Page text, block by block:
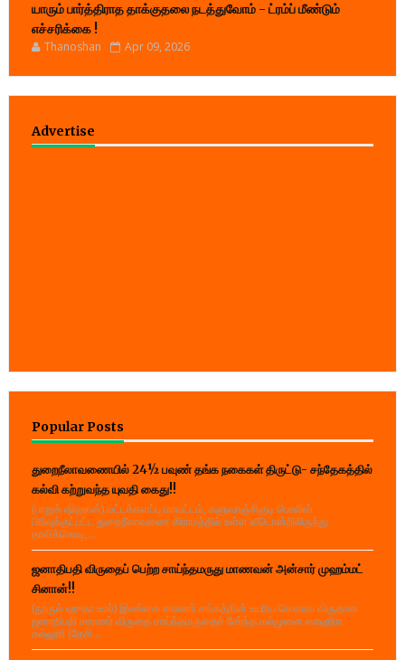
யாரும் பார்த்திராத தாக்குதலை நடத்துவோம் - ட்ரம்ப் மீண்டும்
எச்சரிக்கை !
Thanoshan Apr 09, 2026
Advertise
Popular Posts
துறைநீலாவணையில் 24½ பவுண் தங்க நகைகள் திருட்டு- சந்தேகத்தில்
கல்வி கற்றுவந்த யுவதி கைது!!
(பாறுக் ஷிஹான்) மட்டக்களப்பு மாவட்டம், களுவாஞ்சிகுடி பொலிஸ்
பிரிவுக்குட்பட்ட துறைநீலாவணை கிராமத்தில் உள்ள வீடொன்றிலிருந்து
தாலிக்கொடி,...
ஜனாதிபதி விருதைப் பெற்ற சாய்ந்தமருது மாணவன் அன்சார் முஹம்மட்
சினான்!!
(நூருல் ஹுதா உமர்) இலங்கை சாரணர் சங்கத்தின் உயரிய கௌரவ விருதான
ஜனாதிபதி சாரணர் விருதை சாய்ந்தமருதைச் சேர்ந்த கல்முனை ஸாஹிரா
கல்லூரி (தேசி...